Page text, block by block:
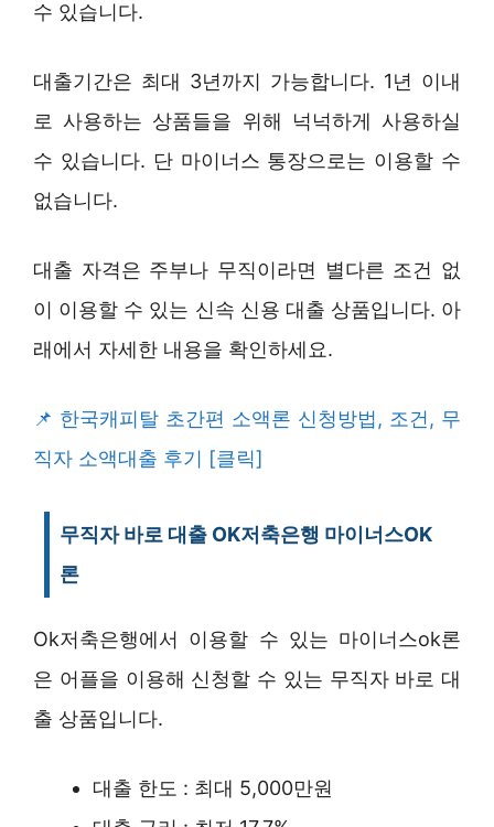
수 있습니다.
대출기간은 최대 3년까지 가능합니다. 1년 이내
로 사용하는 상품들을 위해 넉넉하게 사용하실
수 있습니다. 단 마이너스 통장으로는 이용할 수
없습니다.
대출 자격은 주부나 무직이라면 별다른 조건 없
이 이용할 수 있는 신속 신용 대출 상품입니다. 아
래에서 자세한 내용을 확인하세요.
한국캐피탈 초간편 소액론 신청방법, 조건, 무
직자 소액대출 후기 [클릭]
무직자 바로 대출 OK저축은행 마이너스OK
론
Ok저축은행에서 이용할 수 있는 마이너스ok론
은 어플을 이용해 신청할 수 있는 무직자 바로 대
출 상품입니다.
대출 한도 : 최대 5,000만원